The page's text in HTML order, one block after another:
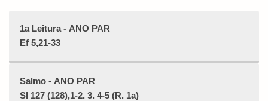
1a Leitura - ANO PAR
Ef 5,21-33
Salmo - ANO PAR
Sl 127 (128),1-2. 3. 4-5 (R. 1a)